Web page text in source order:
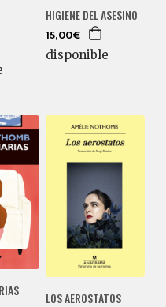
HIGIENE DEL ASESINO
15,00€
disponible
LOS AEROSTATOS